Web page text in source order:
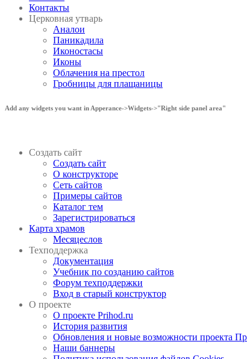
Контакты
Церковная утварь
Аналои
Паникадила
Иконостасы
Иконы
Облачения на престол
Гробницы для плащаницы
Add any widgets you want in Apperance->Widgets->"Right side panel area"
Создать сайт
Создать сайт
О конструкторе
Сеть сайтов
Примеры сайтов
Каталог тем
Зарегистрироваться
Карта храмов
Месяцеслов
Техподдержка
Документация
Учебник по созданию сайтов
Форум техподдержки
Вход в старый конструктор
О проекте
О проекте Prihod.ru
История развития
Обновления и новые возможности проекта
Наши баннеры